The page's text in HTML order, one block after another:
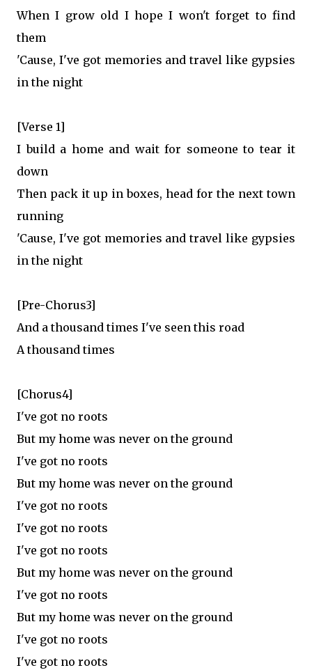
When I grow old I hope I won't forget to find
them
'Cause, I've got memories and travel like gypsies
in the night
[Verse 1]
I build a home and wait for someone to tear it
down
Then pack it up in boxes, head for the next town
running
'Cause, I've got memories and travel like gypsies
in the night
[Pre-Chorus3]
And a thousand times I've seen this road
A thousand times
[Chorus4]
I've got no roots
But my home was never on the ground
I've got no roots
But my home was never on the ground
I've got no roots
I've got no roots
I've got no roots
But my home was never on the ground
I've got no roots
But my home was never on the ground
I've got no roots
I've got no roots